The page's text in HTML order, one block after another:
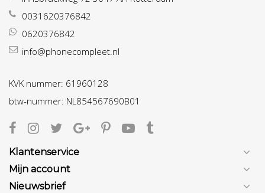
0031620376842
0620376842
info@phonecompleet.nl
KVK nummer: 61960128
btw-nummer: NL854567690B01
Klantenservice
Mijn account
Nieuwsbrief